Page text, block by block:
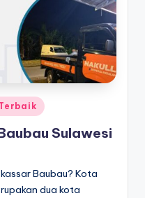
Sulawesi
Baubau? Kota
dua kota